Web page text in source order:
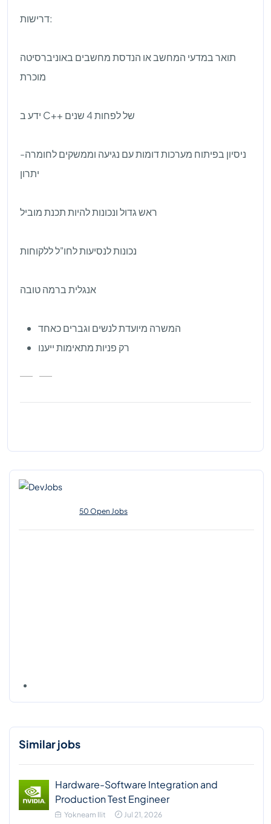
דרישות:
תואר במדעי המחשב או הנדסת מחשבים באוניברסיטה
מוכרת
ידע ב C++ של לפחות 4 שנים
ניסיון בפיתוח מערכות דומות עם נגיעה וממשקים לחומרה-
יתרון
ראש גדול ונכונות להיות תכנת מוביל
נכונות לנסיעות לחו"ל ללקוחות
אנגלית ברמה טובה
המשרה מיועדת לנשים וגברים כאחד
רק פניות מתאימות ייענו
50 Open Jobs
Similar jobs
Hardware-Software Integration and
Production Test Engineer
Yokneam Ilit Jul 21, 2026